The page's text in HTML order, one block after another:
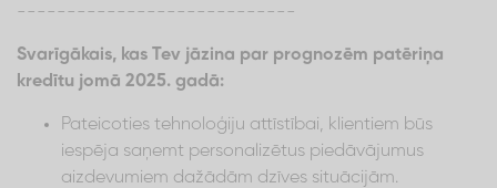
----------------------------
Svarīgākais, kas Tev jāzina par prognozēm patēriņa
kredītu jomā 2025. gadā:
Pateicoties tehnoloģiju attīstībai, klientiem būs
iespēja saņemt personalizētus piedāvājumus
aizdevumiem dažādām dzīves situācijām.